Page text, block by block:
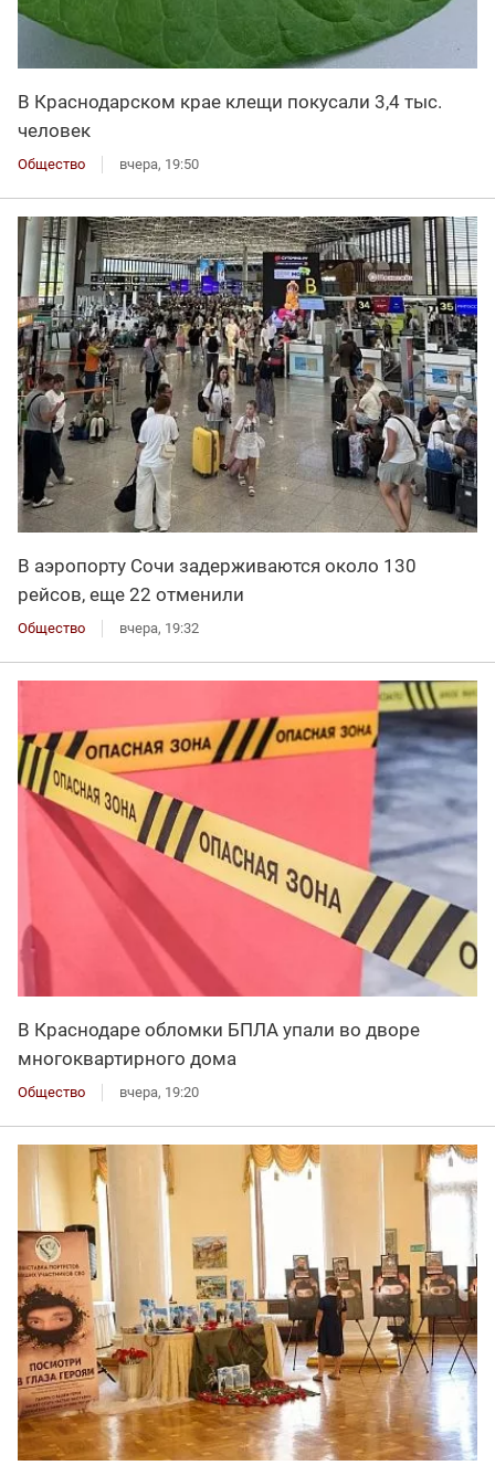
В Краснодарском крае клещи покусали 3,4 тыс.
человек
Общество вчера, 19:50
В аэропорту Сочи задерживаются около 130
рейсов, еще 22 отменили
Общество вчера, 19:32
В Краснодаре обломки БПЛА упали во дворе
многоквартирного дома
Общество вчера, 19:20